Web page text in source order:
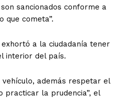
sancionados conforme a
que cometa”.
a la ciudadanía tener
interior del país.
además respetar el
practicar la prudencia”, el